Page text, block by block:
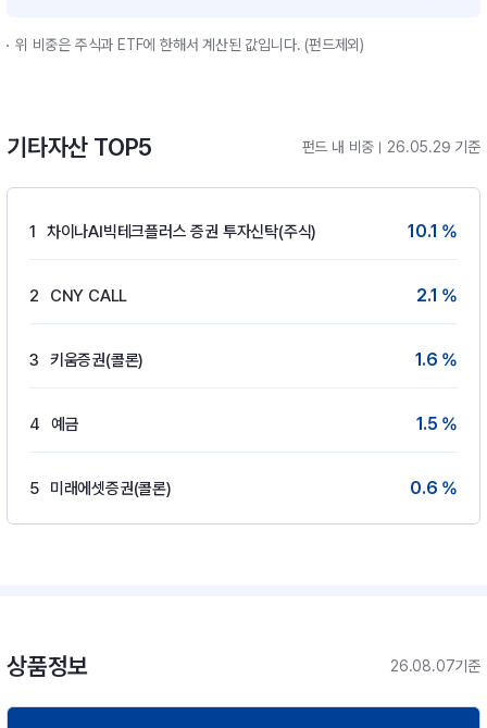
위 비중은 주식과 ETF에 한해서 계산된 값입니다. (펀드제외)
기타자산 TOP5 펀드 내 비중 26.05.29 기준
1 차이나AI빅테크플러스 증권 투자신탁(주식) 10.1 %
2 CNY CALL 2.1 %
3 키움증권(콜론) 1.6 %
4 예금 1.5 %
5 미래에셋증권(콜론) 0.6 %
상품정보 26.08.07기준